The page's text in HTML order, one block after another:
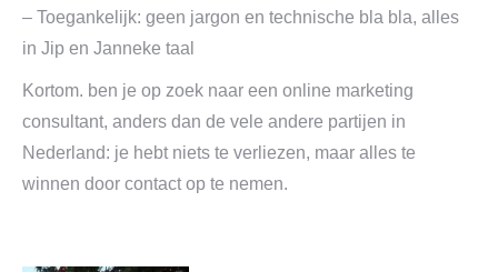
– Toegankelijk: geen jargon en technische bla bla, alles
in Jip en Janneke taal
Kortom. ben je op zoek naar een online marketing
consultant, anders dan de vele andere partijen in
Nederland: je hebt niets te verliezen, maar alles te
winnen door contact op te nemen.